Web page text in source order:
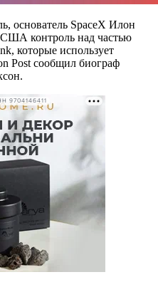
основатель SpaceX Илон
контроль над частью
которые использует
Post сообщил биограф
9704146411